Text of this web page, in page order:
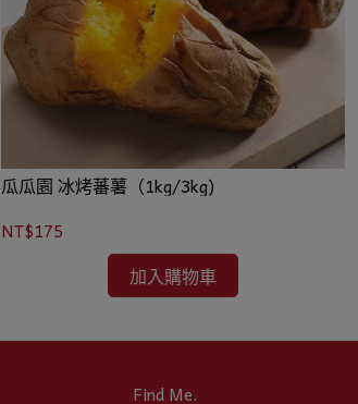
瓜瓜園 冰烤蕃薯（1kg/3kg)
NT$175
加入購物車
Find Me.